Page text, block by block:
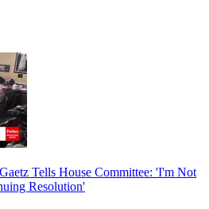
Tells House Committee: 'I'm Not
Resolution'